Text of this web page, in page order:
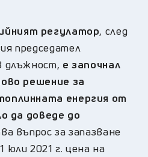
регулатор, след
председател
длъжност, е започнал
решение за
енергия от
да доведе до
въпрос за запазване
2021 г. цена на